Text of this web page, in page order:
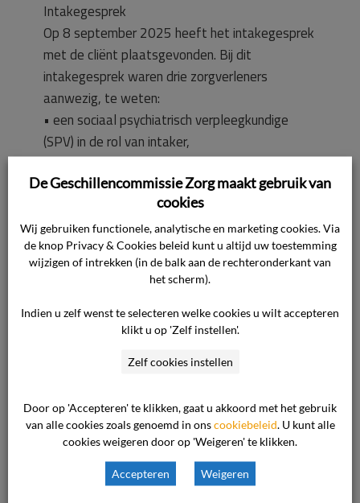
Intakegesprek
Op 8 september 2025 heeft het intakegesprek
met de cliënt plaatsgevonden. Bij dit
intakegesprek waren drie zorgverleners
aanwezig, te weten:
• een sociaal psychiatrisch verpleegkundige
(SPV) in de rol van intaker,
• een SPV in opleiding, onder supervisie van de
intaker,
• en een basispsycholoog.
Alle drie aanwezige behandelaren hebben zich
bij aanvang van het gesprek aan de cliënt
vervulden. Deze samenstelling was passend bij
de klachten waarmee de cliënt zich had
aangemeld en de drie zorgverleners hadden
cliënt betrokken kunnen zijn.
Tijdens het gesprek heeft de cliënt aangegeven
dat haar klachten in remissie waren.
De Geschillencommissie Zorg maakt gebruik van
cookies
Wij gebruiken functionele, analytische en marketing cookies. Via
de knop Privacy & Cookies beleid kunt u altijd uw toestemming
wijzigen of intrekken (in de balk aan de rechteronderkant van
het scherm).
Indien u zelf wenst te selecteren welke cookies u wilt accepteren
klikt u op 'Zelf instellen'.
Zelf cookies instellen
Door op 'Accepteren' te klikken, gaat u akkoord met het gebruik
van alle cookies zoals genoemd in onscookiebeleid. U kunt alle
cookies weigeren door op 'Weigeren' te klikken.
Accepteren Weigeren